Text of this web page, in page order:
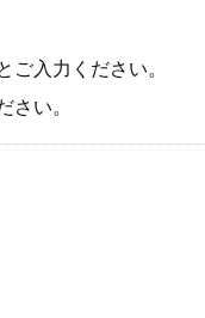
入力ください。
さい。